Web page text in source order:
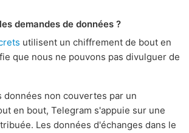
demandes de données ?
utilisent un chiffrement de bout en
que nous ne pouvons pas divulguer de
données non couvertes par un
en bout, Telegram s'appuie sur une
Les données d'échanges dans le